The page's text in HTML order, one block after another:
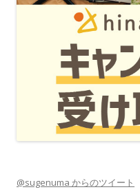
@sugenuma からのツイート